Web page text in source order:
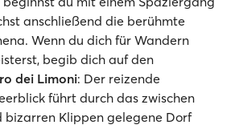
anschließend die berühmte
Wenn du dich für Wandern
begib dich auf den
dei Limoni: Der reizende
führt durch das zwischen
bizarren Klippen gelegene Dorf